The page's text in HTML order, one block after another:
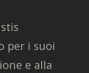
per i suoi
e alla